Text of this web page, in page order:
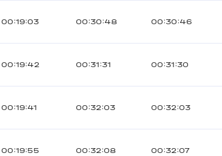
00:19:03 00:30:48 00:30:46
00:19:42 00:31:31 00:31:30
00:19:41 00:32:03 00:32:03
00:19:55 00:32:08 00:32:07